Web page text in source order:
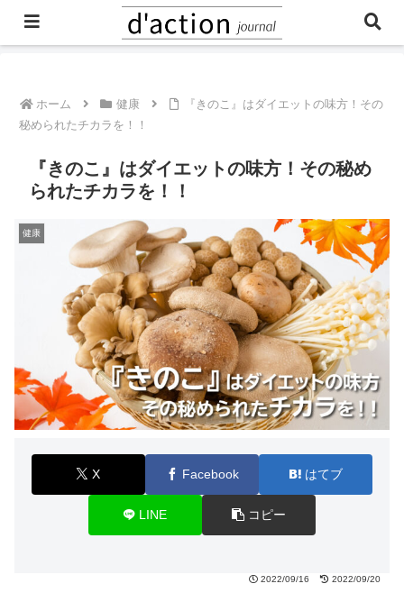
ご予約・お問合せはこちら
ホーム 健康
『きのこ』はダイエットの味方！その
秘められたチカラを！！
『きのこ』はダイエットの味方！その秘め
られたチカラを！！
健康
X Facebook はてブ
LINE コピー
2022/09/16 2022/09/20